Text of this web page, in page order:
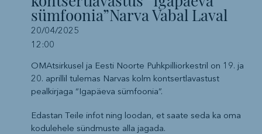
sümfoonia”Narva Vabal Laval
20/04/2025
12:00
OMAtsirkusel ja Eesti Noorte Puhkpilliorkestril on 19. ja
20. aprillil tulemas Narvas kolm kontsertlavastust
pealkirjaga “Igapäeva sümfoonia”.
Edastan Teile infot ning loodan, et saate seda ka oma
kodulehele sündmuste alla jagada.